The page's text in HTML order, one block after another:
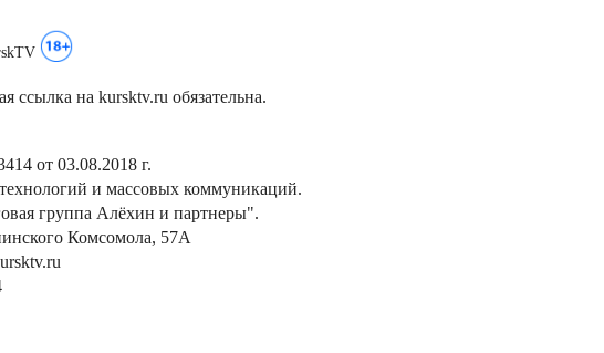
ссылка на kursktv.ru обязательна.
от 03.08.2018 г.
и массовых коммуникаций.
группа Алёхин и партнеры".
Комсомола, 57А